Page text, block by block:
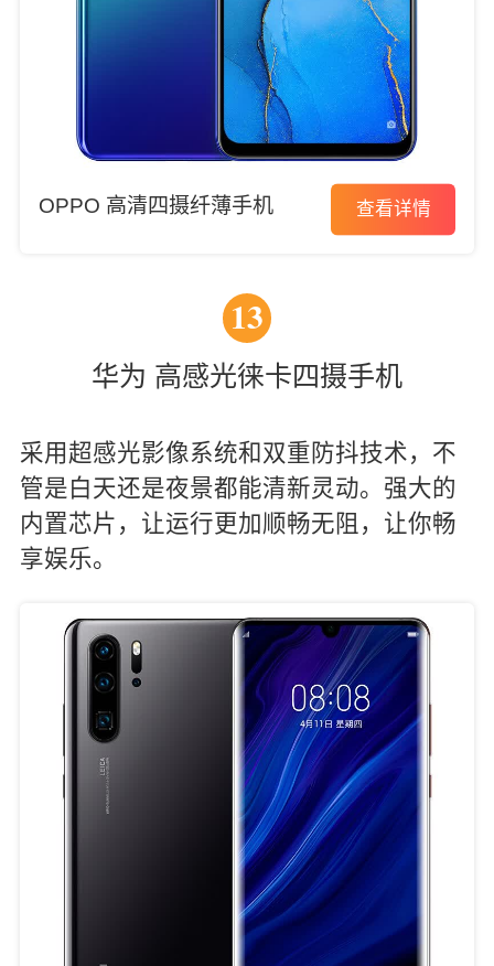
OPPO 高清四摄纤薄手机 查看详情
13
华为 高感光徕卡四摄手机
采用超感光影像系统和双重防抖技术，不
管是白天还是夜景都能清新灵动。强大的
内置芯片，让运行更加顺畅无阻，让你畅
享娱乐。